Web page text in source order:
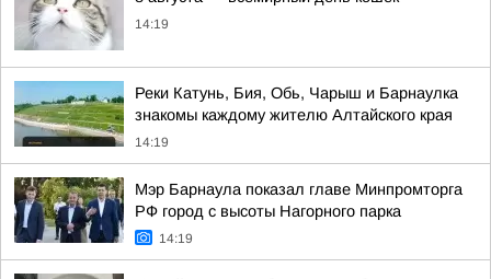
14:19
Реки Катунь, Бия, Обь, Чарыш и Барнаулка
знакомы каждому жителю Алтайского края
14:19
Мэр Барнаула показал главе Минпромторга
РФ город с высоты Нагорного парка
14:19